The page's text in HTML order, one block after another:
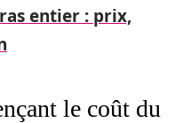
entier : prix,
le coût du